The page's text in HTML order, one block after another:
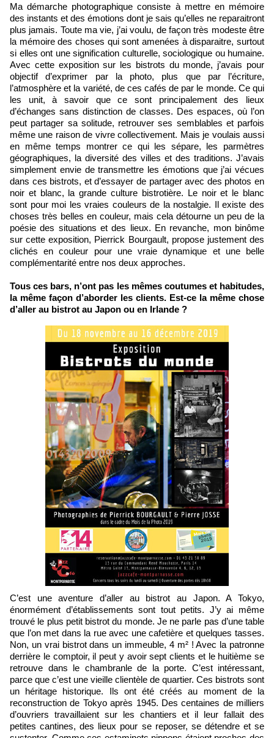
Ma démarche photographique consiste à mettre en mémoire
des instants et des émotions dont je sais qu’elles ne reparaitront
plus jamais. Toute ma vie, j’ai voulu, de façon très modeste être
la mémoire des choses qui sont amenées à disparaitre, surtout
si elles ont une signification culturelle, sociologique ou humaine.
Avec cette exposition sur les bistrots du monde, j’avais pour
objectif d’exprimer par la photo, plus que par l’écriture,
l’atmosphère et la variété, de ces cafés de par le monde. Ce qui
les unit, à savoir que ce sont principalement des lieux
d’échanges sans distinction de classes. Des espaces, où l’on
peut partager sa solitude, retrouver ses semblables et parfois
même une raison de vivre collectivement. Mais je voulais aussi
en même temps montrer ce qui les sépare, les parmètres
géographiques, la diversité des villes et des traditions. J’avais
simplement envie de transmettre les émotions que j’ai vécues
dans ces bistrots, et d’essayer de partager avec des photos en
noir et blanc, la grande culture bistrotière. Le noir et le blanc
sont pour moi les vraies couleurs de la nostalgie. Il existe des
choses très belles en couleur, mais cela détourne un peu de la
poésie des situations et des lieux. En revanche, mon binôme
sur cette exposition, Pierrick Bourgault, propose justement des
clichés en couleur pour une vraie dynamique et une belle
complémentarité entre nos deux approches.
Tous ces bars, n’ont pas les mêmes coutumes et habitudes,
la même façon d’aborder les clients. Est-ce la même chose
d’aller au bistrot au Japon ou en Irlande ?
C’est une aventure d’aller au bistrot au Japon. A Tokyo,
énormément d’établissements sont tout petits. J’y ai même
trouvé le plus petit bistrot du monde. Je ne parle pas d’une table
que l’on met dans la rue avec une cafetière et quelques tasses.
Non, un vrai bistrot dans un immeuble, 4 m² ! Avec la patronne
derrière le comptoir, il peut y avoir sept clients et le huitième se
retrouve dans le chambranle de la porte. C’est intéressant,
parce que c’est une vieille clientèle de quartier. Ces bistrots sont
un héritage historique. Ils ont été créés au moment de la
reconstruction de Tokyo après 1945. Des centaines de milliers
d’ouvriers travaillaient sur les chantiers et il leur fallait des
petites cantines, des lieux pour se reposer, se détendre et se